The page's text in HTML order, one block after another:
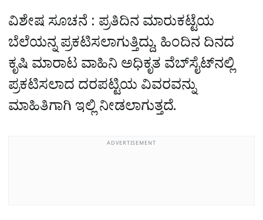
ವಿಶೇಷ ಸೂಚನೆ : ಪ್ರತಿದಿನ ಮಾರುಕಟ್ಟೆಯ
ಬೆಲೆಯನ್ನ ಪ್ರಕಟಿಸಲಾಗುತ್ತಿದ್ದು, ಹಿಂದಿನ ದಿನದ
ಕೃಷಿ ಮಾರಾಟ ವಾಹಿನಿ ಅಧಿಕೃತ ವೆಬ್‌ಸೈಟ್‌ನಲ್ಲಿ
ಪ್ರಕಟಿಸಲಾದ ದರಪಟ್ಟಿಯ ವಿವರವನ್ನು
ಮಾಹಿತಿಗಾಗಿ ಇಲ್ಲಿ ನೀಡಲಾಗುತ್ತದೆ.
ADVERTISEMENT